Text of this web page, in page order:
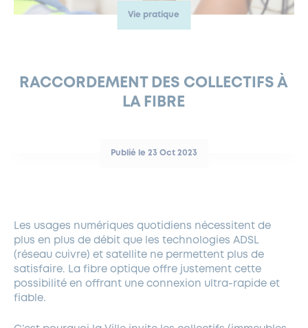
EAU POTABLE ET ASSAINISSEMENT
DÉCLARATION DE CATASTROPHE NATURELLE
LOCATION DE SALLES
INFORMATIONS PRATIQUES
FERMETURES EXCEPTIONNELLES
PANNEAUX D’AFFICHAGE LIBRE
DÉVELOPPEMENT DURABLE
DEMANDE D’ABATTAGE
GESTION DU PATRIMOINE ARBORÉ
Vie pratique
RACCORDEMENT DES COLLECTIFS À
LA FIBRE
Publié le 23 Oct 2023
Les usages numériques quotidiens nécessitent de
plus en plus de débit que les technologies ADSL
(réseau cuivre) et satellite ne permettent plus de
satisfaire. La fibre optique offre justement cette
possibilité en offrant une connexion ultra-rapide et
fiable.